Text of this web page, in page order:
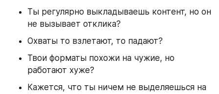
Ты регулярно выкладываешь контент, но он
не вызывает отклика?
Охваты то взлетают, то падают?
Твои форматы похожи на чужие, но
работают хуже?
Кажется, что ты ничем не выделяешься на